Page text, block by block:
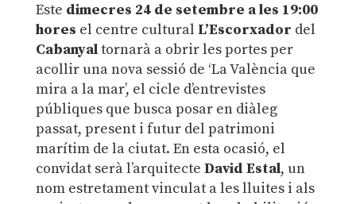
Este dimecres 24 de setembre a les 19:00
hores el centre cultural L’Escorxador del
Cabanyaltornarà a obrir les portes per
acollir una nova sessió de ‘La València que
mira a la mar’, el cicle d’entrevistes
públiques que busca posar en diàleg
passat, present i futur del patrimoni
marítim de la ciutat. En esta ocasió, el
convidat serà l’arquitecte David Estal, un
nom estretament vinculat a les lluites i als